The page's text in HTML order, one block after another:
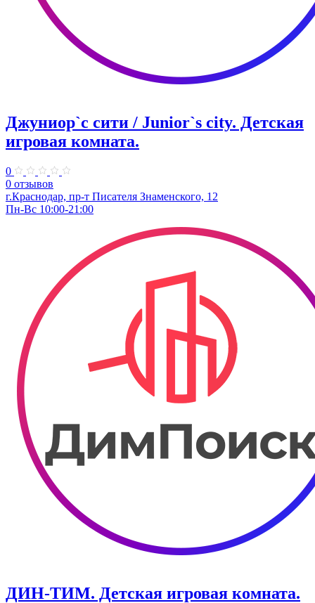
Джуниор`с сити / Junior`s city. ​Детская
игровая комната.
0
0 отзывов
​г.Краснодар, пр-т Писателя Знаменского, 12
Пн-Вс 10:00-21:00
ДИН-ТИМ. Детская игровая комната.